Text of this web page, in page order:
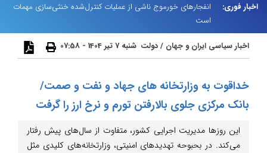
اخبار فوری:
فاصله واریز
انفجارهای خورموج ناشی از عملیات کنترل‌شده خنثی‌سازی مهمات
است
اخبار سیاسی ایران و جهان /دولت شنبه 7 تیر 1404 - 07:58
خداقوت به وزارتخانه های جهاد و نفت و صمت/
بانک مرکزی جلوی بالارفتن تورم و نرخ ارز را گرفت
این روزها مدیریت اجرایی کشور، متفاوت از سال‌های پیش رفتار
می‌کند. در بحبوحه تهدیدهای امنیتی، وزارتخانه‌های کلیدی مثل